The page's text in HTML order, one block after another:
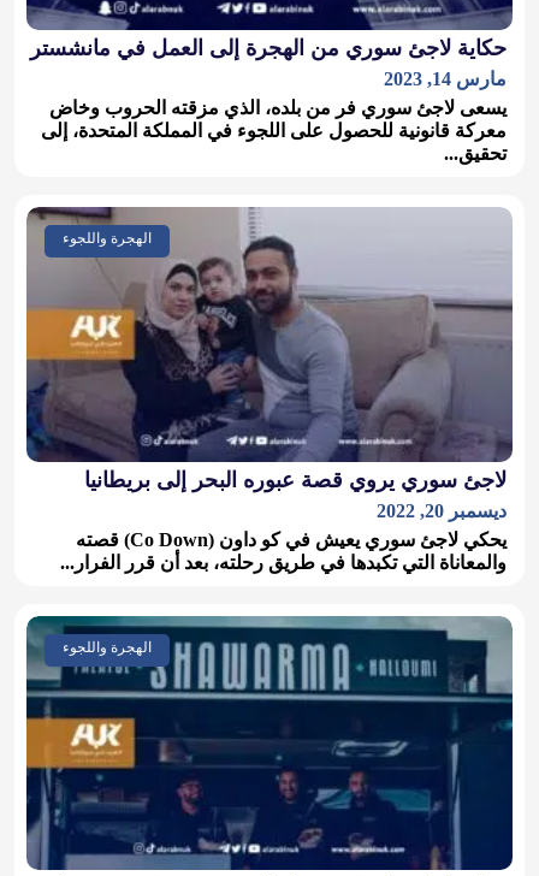
حكاية لاجئ سوري من الهجرة إلى العمل في مانشستر
مارس 14, 2023
يسعى لاجئ سوري فر من بلده، الذي مزقته الحروب وخاض
معركة قانونية للحصول على اللجوء في المملكة المتحدة، إلى
تحقيق...
الهجرة واللجوء
لاجئ سوري يروي قصة عبوره البحر إلى بريطانيا
ديسمبر 20, 2022
يحكي لاجئ سوري يعيش في كو داون (Co Down) قصته
والمعاناة التي تكبدها في طريق رحلته، بعد أن قرر الفرار...
الهجرة واللجوء